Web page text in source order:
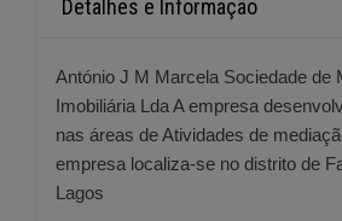
Detalhes e Informação
António J M Marcela Sociedade de
Imobiliária Lda A empresa
nas áreas de Atividades de
empresa localiza-se no distrito de
Lagos